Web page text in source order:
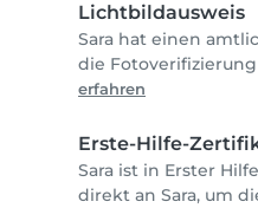
Lichtbildausweis
Sara hat einen
die
erfahren
Erste-Hilfe-
Sara ist in Erster
direkt an Sara, um